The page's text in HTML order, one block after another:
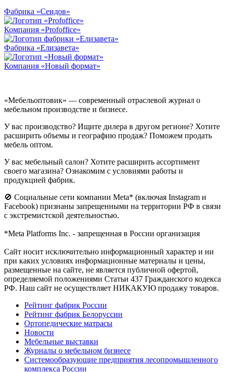
Фабрика «Сеидов»
Компания «Profoffice»
Фабрика «Елизавета»
Компания «Новый формат»
«Мебельоптовик» — современный отраслевой журнал о
мебельном производстве и бизнесе.
У вас производство? Ищите дилера в другом регионе? Хотите
расширить объемы и географию продаж? Поможем продать
мебель оптом.
У вас мебельный салон? Хотите расширить ассортимент
своего магазина? Ознакомим с условиями работы и
продукцией фабрик.
🚫 Социальные сети компании Meta* (включая Instagram и
Facebook) признаны запрещенными на территории РФ в связи
с экстремистской деятельностью.
*Meta Platforms Inc. - запрещенная в России организация
Cайт носит исключительно информационный характер и ни
при каких условиях информационные материалы и цены,
размещенные на сайте, не является публичной офертой,
определяемой положениями Статьи 437 Гражданского кодекса
РФ. Наш сайт не осуществляет НИКАКУЮ продажу товаров.
Рейтинг фабрик России
Рейтинг фабрик Белоруссии
Ортопедические матрасы
Новости
Мебельные выставки
Журналы о мебельном бизнесе
Системообразующие предприятия лесопромышленного
комплекса России